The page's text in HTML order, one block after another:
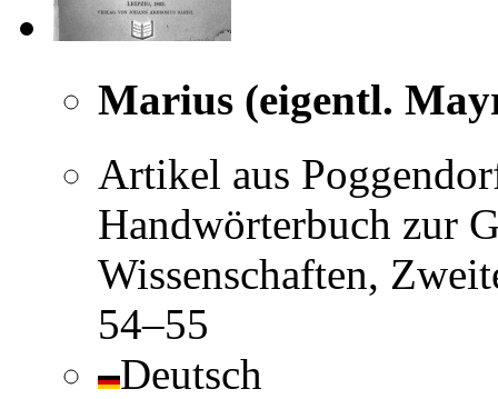
Marius (eigentl.
Artikel aus
Handwörterbuch zur
Wissenschaften,
54–55
Deutsch